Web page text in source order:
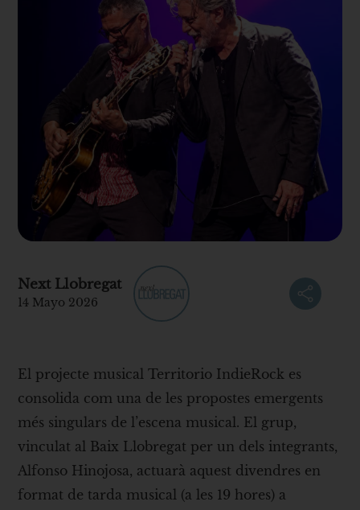
Next Llobregat
14 Mayo 2026
El projecte musical Territorio IndieRock es
consolida com una de les propostes emergents
més singulars de l’escena musical. El grup,
vinculat al Baix Llobregat per un dels integrants,
Alfonso Hinojosa, actuarà aquest divendres en
format de tarda musical (a les 19 hores) a